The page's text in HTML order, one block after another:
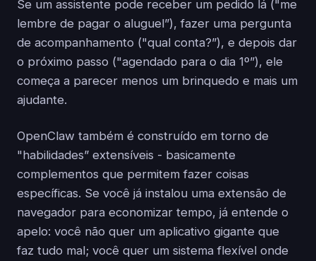
Se um assistente pode receber um pedido lá ("me
lembre de pagar o aluguel”), fazer uma pergunta
de acompanhamento ("qual conta?”), e depois dar
o próximo passo ("agendado para o dia 1º”), ele
começa a parecer menos um brinquedo e mais um
ajudante.
OpenClaw também é construído em torno de
"habilidades” extensíveis - basicamente
complementos que permitem fazer coisas
específicas. Se você já instalou uma extensão de
navegador para economizar tempo, já entende o
apelo: você não quer um aplicativo gigante que
faz tudo mal; você quer um sistema flexível onde